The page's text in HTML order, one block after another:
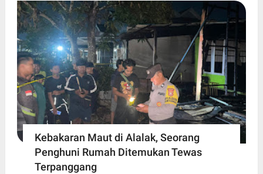
Kebakaran Maut di Alalak, Seorang
Penghuni Rumah Ditemukan Tewas
Terpanggang